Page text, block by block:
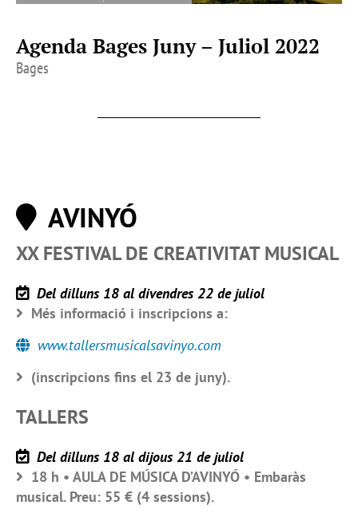
Agenda Bages Juny – Juliol 2022
Bages
AVINYÓ
XX FESTIVAL DE CREATIVITAT MUSICAL
Del dilluns 18 al divendres 22 de juliol
Més informació i inscripcions a:
www.tallersmusicalsavinyo.com
(inscripcions fins el 23 de juny).
TALLERS
Del dilluns 18 al dijous 21 de juliol
18 h • AULA DE MÚSICA D’AVINYÓ • Embaràs
musical. Preu: 55 € (4 sessions).